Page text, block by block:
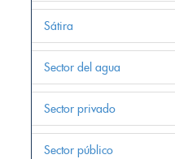
Sátira
Sector del agua
Sector privado
Sector público